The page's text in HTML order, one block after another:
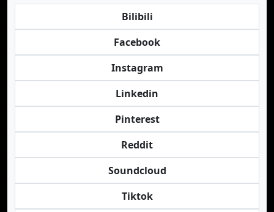
Bilibili
Facebook
Instagram
Linkedin
Pinterest
Reddit
Soundcloud
Tiktok